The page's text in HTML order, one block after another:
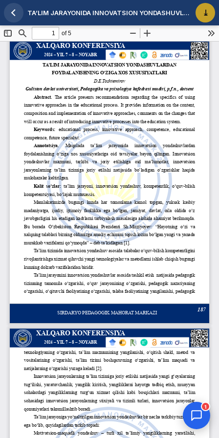
Maqola tafsilotlariga qaytish TA’LIM JARAYONIDA INNOVATSION YONDASHUVLARDAN FOYDALANISHNING O‘ZIGA XOS XUSUSIYATLARI
1
Jurnal Yordamchisi
Onlayn